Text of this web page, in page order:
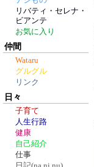
リバティ・セレナ・
ビアンテ
お気に入り
仲間
Wataru
グルグル
リンク
日々
子育て
人生行路
健康
自己紹介
仕事